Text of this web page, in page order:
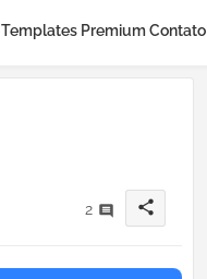
Templates Premium Contato
2 share